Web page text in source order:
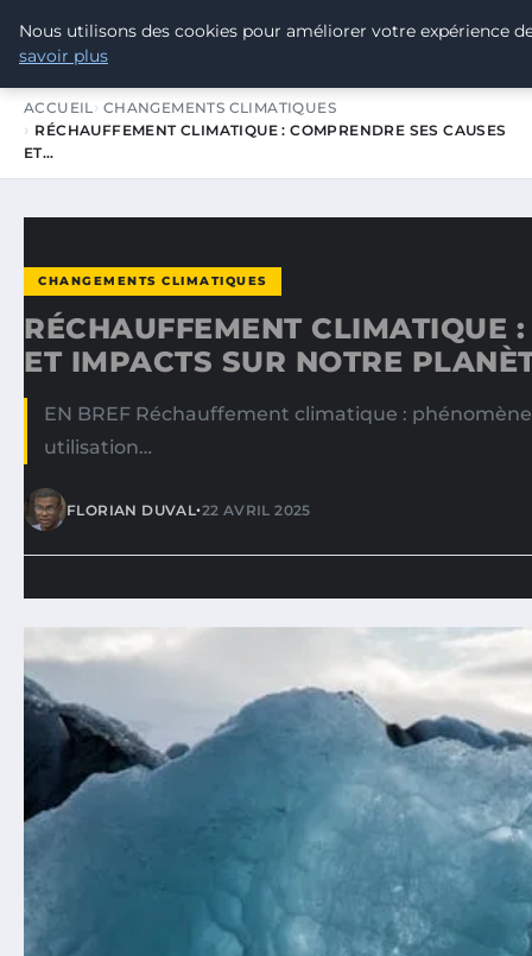
TOUR DE FRANCE POUR LE
ACCUEIL CHANGEMENTS CLIMATIQUES
RÉCHAUFFEMENT CLIMATIQUE : COMPRENDRE SES CAUSES
ET…
CHANGEMENTS CLIMATIQUES
RÉCHAUFFEMENT CLIMATIQUE
ET IMPACTS SUR NOTRE
EN BREF Réchauffement climatique :
utilisation…
FLORIAN DUVAL•22 AVRIL 2025
Nous utilisons des cookies pour améliorer votre expérience
savoir plus